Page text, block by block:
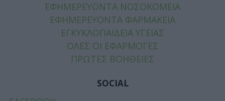
ΕΦΗΜΕΡΕΥΟΝΤΑ ΝΟΣΟΚΟΜΕΙΑ
ΕΦΗΜΕΡΕΥΟΝΤΑ ΦΑΡΜΑΚΕΙΑ
ΕΓΚΥΚΛΟΠΑΙΔΕΙΑ ΥΓΕΙΑΣ
ΟΛΕΣ ΟΙ ΕΦΑΡΜΟΓΕΣ
ΠΡΩΤΕΣ ΒΟΗΘΕΙΕΣ
SOCIAL